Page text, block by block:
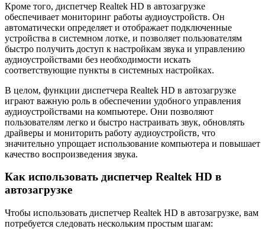
Кроме того, диспетчер Realtek HD в автозагрузке
обеспечивает мониторинг работы аудиоустройств. Он
автоматически определяет и отображает подключенные
устройства в системном лотке, и позволяет пользователям
быстро получить доступ к настройкам звука и управлению
аудиоустройствами без необходимости искать
соответствующие пункты в системных настройках.
В целом, функции диспетчера Realtek HD в автозагрузке
играют важную роль в обеспечении удобного управления
аудиоустройствами на компьютере. Они позволяют
пользователям легко и быстро настраивать звук, обновлять
драйверы и мониторить работу аудиоустройств, что
значительно упрощает использование компьютера и повышает
качество воспроизведения звука.
Как использовать диспетчер Realtek HD в
автозагрузке
Чтобы использовать диспетчер Realtek HD в автозагрузке, вам
потребуется следовать нескольким простым шагам: